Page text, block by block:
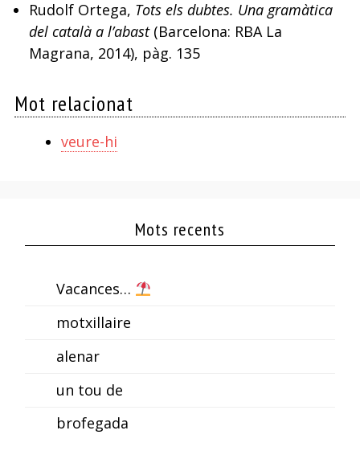
Rudolf Ortega, Tots els dubtes. Una gramàtica
del català a l’abast(Barcelona: RBA La
Magrana, 2014), pàg. 135
Mot relacionat
veure-hi
Mots recents
Vacances…
motxillaire
alenar
un tou de
brofegada